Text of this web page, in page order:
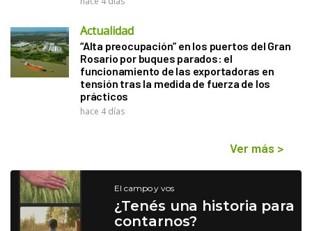
Actualidad
“Alta preocupación” en los puertos del Gran
Rosario por buques parados: el
funcionamiento de las exportadoras en
tensión tras la medida de fuerza de los
prácticos
hace 4 días
Ver más >
El campo y vos
¿Tenés una historia para
contarnos?